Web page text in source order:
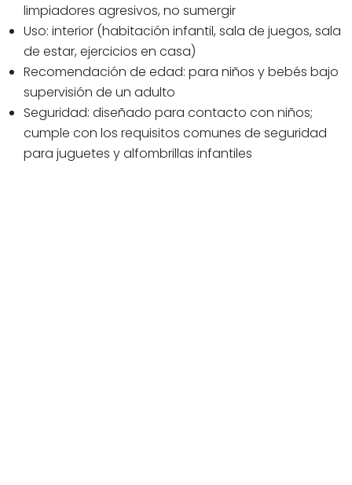
limpiadores agresivos, no sumergir
Uso: interior (habitación infantil, sala de juegos, sala
de estar, ejercicios en casa)
Recomendación de edad: para niños y bebés bajo
supervisión de un adulto
Seguridad: diseñado para contacto con niños;
cumple con los requisitos comunes de seguridad
para juguetes y alfombrillas infantiles